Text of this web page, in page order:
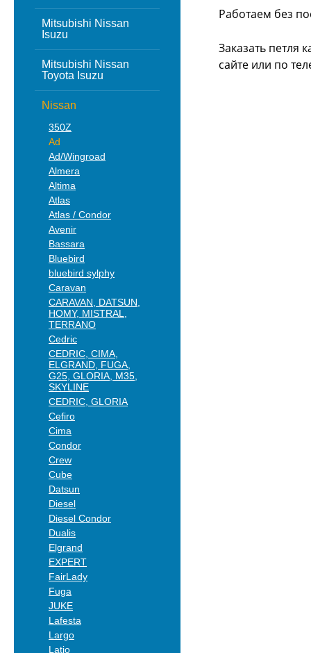
Mitsubishi Nissan
Isuzu
Mitsubishi Nissan
Toyota Isuzu
Nissan
350Z
Ad
Ad/Wingroad
Almera
Altima
Atlas
Atlas / Condor
Avenir
Bassara
Bluebird
bluebird sylphy
Caravan
CARAVAN, DATSUN,
HOMY, MISTRAL,
TERRANO
Cedric
CEDRIC, CIMA,
ELGRAND, FUGA,
G25, GLORIA, M35,
SKYLINE
CEDRIC, GLORIA
Cefiro
Cima
Condor
Crew
Cube
Datsun
Diesel
Diesel Condor
Dualis
Elgrand
EXPERT
FairLady
Fuga
JUKE
Lafesta
Largo
Latio
Работаем без
Заказать петля
сайте или по